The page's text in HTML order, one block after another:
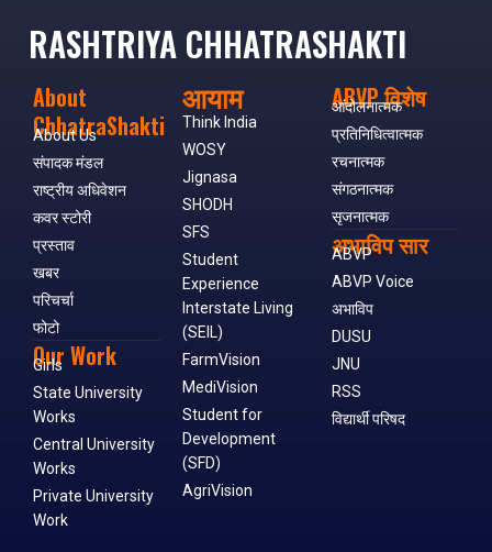
RASHTRIYA CHHATRASHAKTI
About
ChhatraShakti
About Us
संपादक मंडल
राष्ट्रीय अधिवेशन
कवर स्टोरी
प्रस्ताव
खबर
परिचर्चा
फोटो
Our Work
Girls
State University
Works
Central University
Works
Private University
Work
आयाम
Think India
WOSY
Jignasa
SHODH
SFS
Student
Experience
Interstate Living
(SEIL)
FarmVision
MediVision
Student for
Development
(SFD)
AgriVision
ABVP विशेष
आंदोलनात्मक
प्रतिनिधित्वात्मक
रचनात्मक
संगठनात्मक
सृजनात्मक
अभाविप सार
ABVP
ABVP Voice
अभाविप
DUSU
JNU
RSS
विद्यार्थी परिषद